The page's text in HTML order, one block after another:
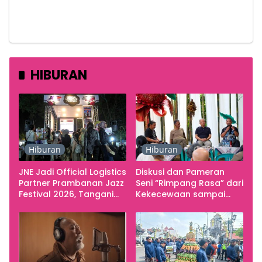
HIBURAN
Hiburan
JNE Jadi Official Logistics
Partner Prambanan Jazz
Festival 2026, Tangani
Kebutuhan Konser
Hiburan
Diskusi dan Pameran
Seni “Rimpang Rasa” dari
Kekecewaan sampai
Yogyakarta sebagai
Pusat Pergerakan Seni
Rupa Indonesia